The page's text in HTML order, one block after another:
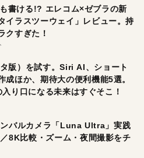
書ける!? エレコム×ゼブラの新
イラスツーウェイ」レビュー。持
クすぎた！
版）を試す。Siri AI、ショート
成ほか、期待大の便利機能5選。
り口になる未来はすぐそこ！
バルカメラ「Luna Ultra」実践
8K比較・ズーム・夜間撮影をチ